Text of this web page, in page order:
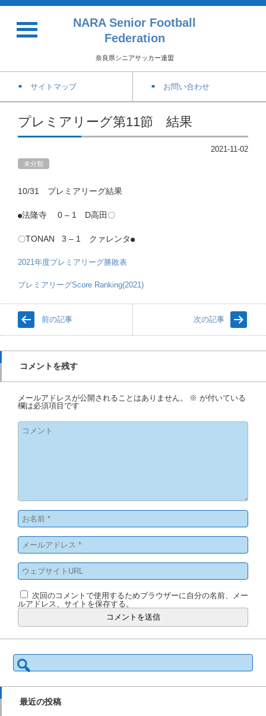
NARA Senior Football
Federation
奈良県シニアサッカー連盟
サイトマップ お問い合わせ
プレミアリーグ第11節 結果
2021-11-02
未分類
10/31 プレミアリーグ結果
●法隆寺 0 – 1 D高田 〇
〇TONAN 3 – 1 クァレンタ●
2021年度プレミアリーグ勝敗表
プレミアリーグScore Ranking(2021)
前の記事 次の記事
コメントを残す
メールアドレスが公開されることはありません。 ※ が付いている
欄は必須項目です
次回のコメントで使用するためブラウザーに自分の名前、メー
ルアドレス、サイトを保存する。
検
索:
最近の投稿